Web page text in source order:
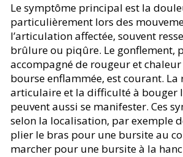
Le symptôme principal est la
particulièrement lors des
l’articulation affectée, souvent
brûlure ou piqûre. Le gonflement,
accompagné de rougeur et
bourse enflammée, est courant.
articulaire et la difficulté à bouger
peuvent aussi se manifester. Ces
selon la localisation, par exemple
plier le bras pour une bursite au
marcher pour une bursite à la